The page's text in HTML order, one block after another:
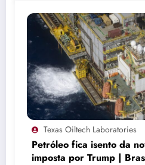
Texas Oiltech Laboratories
Petróleo fica isento da
imposta por Trump |